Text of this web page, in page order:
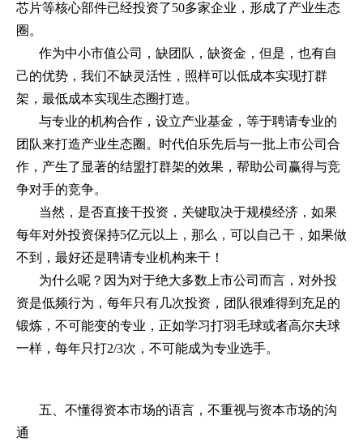
芯片等核心部件已经投资了50多家企业，形成了产业生态
圈。
作为中小市值公司，缺团队，缺资金，但是，也有自
己的优势，我们不缺灵活性，照样可以低成本实现打群
架，最低成本实现生态圈打造。
与专业的机构合作，设立产业基金，等于聘请专业的
团队来打造产业生态圈。时代伯乐先后与一批上市公司合
作，产生了显著的结盟打群架的效果，帮助公司赢得与竞
争对手的竞争。
当然，是否直接干投资，关键取决于规模经济，如果
每年对外投资保持5亿元以上，那么，可以自己干，如果做
不到，最好还是聘请专业机构来干！
为什么呢？因为对于绝大多数上市公司而言，对外投
资是低频行为，每年只有几次投资，团队很难得到充足的
锻炼，不可能变的专业，正如学习打羽毛球或者高尔夫球
一样，每年只打2/3次，不可能成为专业选手。
五、不懂得资本市场的语言，不重视与资本市场的沟
通